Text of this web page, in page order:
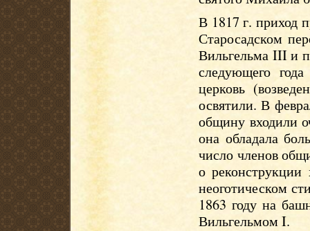
В 1817 г. приход
Старосадском
Вильгельма III и
следующего
церковь
освятили. В
общину входили
она обладала
число членов
о
неоготическом
1863 году на
Вильгельмом I.